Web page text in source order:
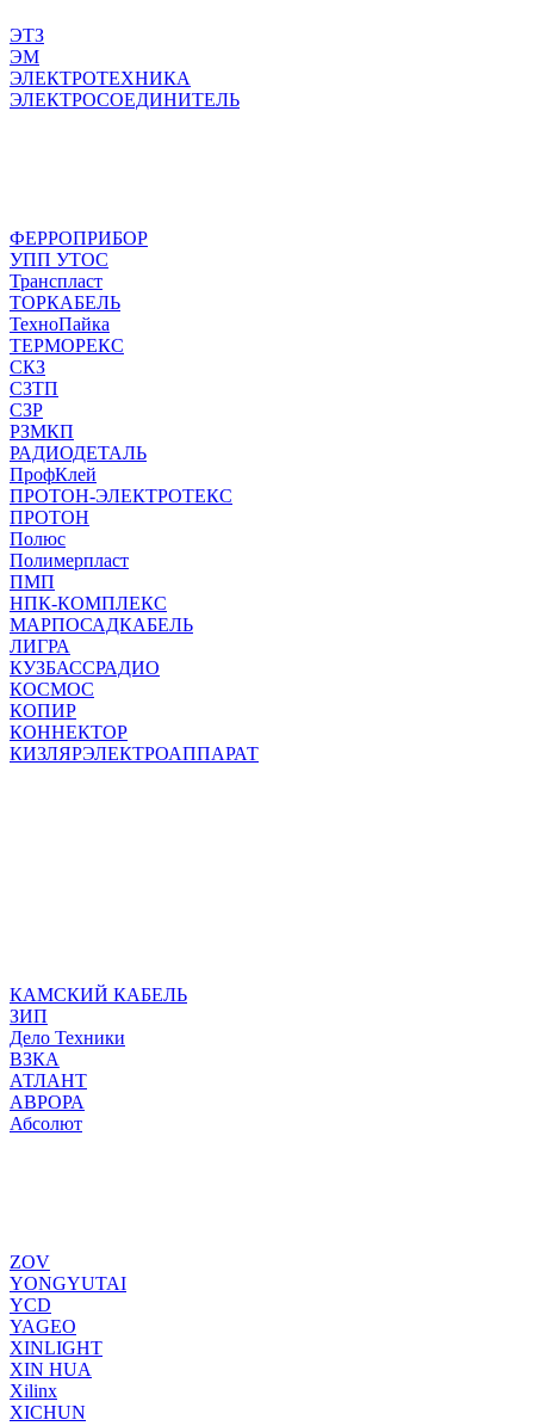
ЭТЗ
ЭМ
ЭЛЕКТРОТЕХНИКА
ЭЛЕКТРОСОЕДИНИТЕЛЬ
ФЕРРОПРИБОР
УПП УТОС
Транспласт
ТОРКАБЕЛЬ
ТехноПайка
ТЕРМОРЕКС
СКЗ
СЗТП
СЗР
РЗМКП
РАДИОДЕТАЛЬ
ПрофКлей
ПРОТОН-ЭЛЕКТРОТЕКС
ПРОТОН
Полюс
Полимерпласт
ПМП
НПК-КОМПЛЕКС
МАРПОСАДКАБЕЛЬ
ЛИГРА
КУЗБАССРАДИО
КОСМОС
КОПИР
КОННЕКТОР
КИЗЛЯРЭЛЕКТРОАППАРАТ
КАМСКИЙ КАБЕЛЬ
ЗИП
Дело Техники
ВЗКА
АТЛАНТ
АВРОРА
Абсолют
ZOV
YONGYUTAI
YCD
YAGEO
XINLIGHT
XIN HUA
Xilinx
XICHUN